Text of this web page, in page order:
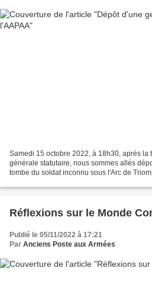
Samedi 15 octobre 2022, à 18h30, après la
générale statutaire, nous sommes allés
tombe du soldat inconnu sous l'Arc de
Réflexions sur le Monde
Publié le 05/11/2022 à 17:21
Par Anciens Poste aux Armées